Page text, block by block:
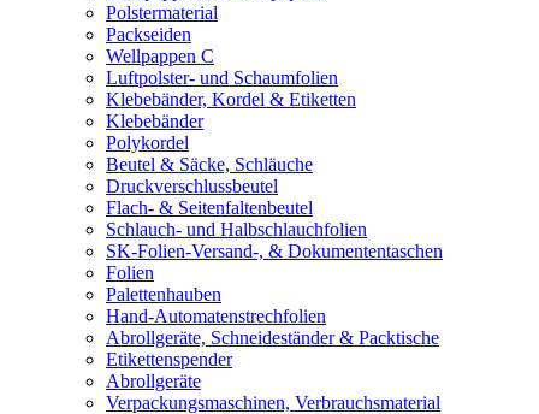
Polstermaterial
Packseiden
Wellpappen C
Luftpolster- und Schaumfolien
Klebebänder, Kordel & Etiketten
Klebebänder
Polykordel
Beutel & Säcke, Schläuche
Druckverschlussbeutel
Flach- & Seitenfaltenbeutel
Schlauch- und Halbschlauchfolien
SK-Folien-Versand-, & Dokumententaschen
Folien
Palettenhauben
Hand-Automatenstrechfolien
Abrollgeräte, Schneideständer & Packtische
Etikettenspender
Abrollgeräte
Verpackungsmaschinen, Verbrauchsmaterial